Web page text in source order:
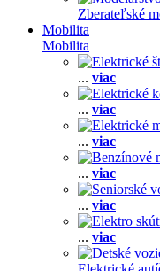
Zberateľské
Mobilita
Mobilita
... viac
... viac
... viac
... viac
... viac
... viac